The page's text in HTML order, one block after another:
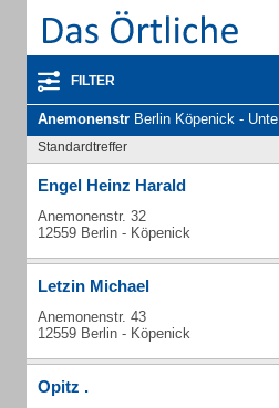
FILTER
Anemonenstr Berlin Köpenick - Unternehmen und Personen
Standardtreffer
Engel Heinz Harald
Anemonenstr. 32
12559 Berlin - Köpenick
Letzin Michael
Anemonenstr. 43
12559 Berlin - Köpenick
Opitz .